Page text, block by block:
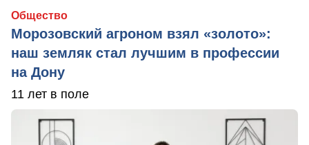
Общество
Морозовский агроном взял «золото»:
наш земляк стал лучшим в профессии
на Дону
11 лет в поле